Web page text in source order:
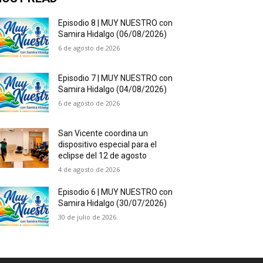
Episodio 8 | MUY NUESTRO con
Samira Hidalgo (06/08/2026)
6 de agosto de 2026
Episodio 7 | MUY NUESTRO con
Samira Hidalgo (04/08/2026)
6 de agosto de 2026
San Vicente coordina un
dispositivo especial para el
eclipse del 12 de agosto
4 de agosto de 2026
Episodio 6 | MUY NUESTRO con
Samira Hidalgo (30/07/2026)
30 de julio de 2026